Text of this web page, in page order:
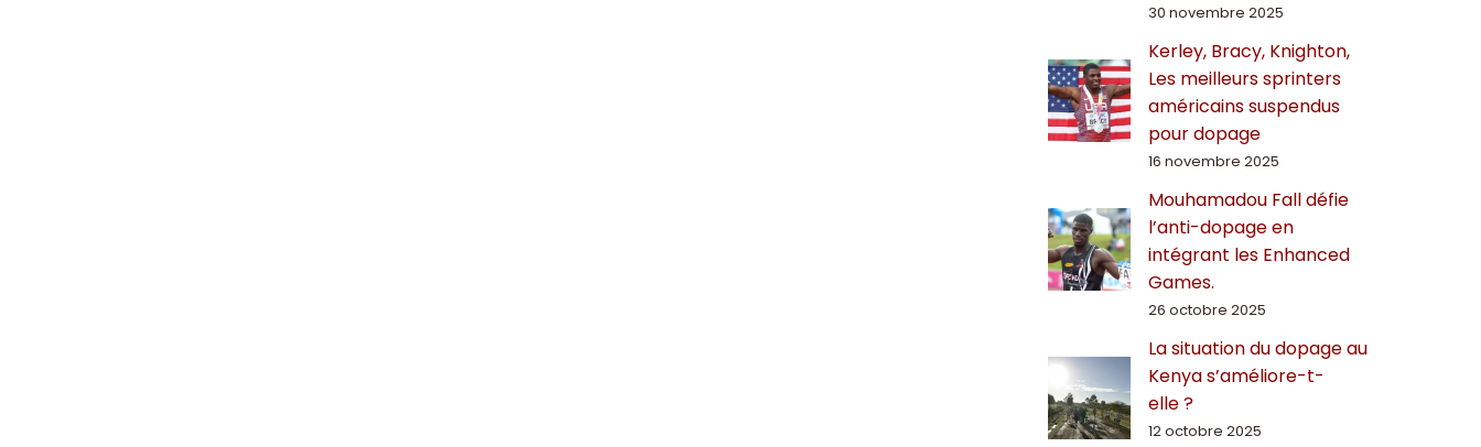
30 novembre 2025
Kerley, Bracy, Knighton,
Les meilleurs sprinters
américains suspendus
pour dopage
16 novembre 2025
Mouhamadou Fall défie
l’anti-dopage en
intégrant les Enhanced
Games.
26 octobre 2025
La situation du dopage au
Kenya s’améliore-t-
elle ?
12 octobre 2025